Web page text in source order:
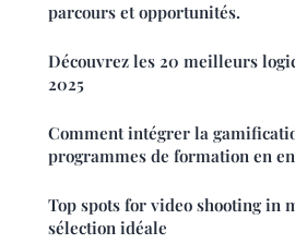
parcours et opportunités.
Découvrez les 20 meilleurs
2025
Comment intégrer la
programmes de formation en
Top spots for video shooting in
sélection idéale